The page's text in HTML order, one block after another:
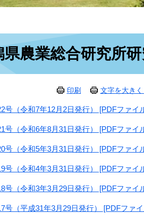
県農業総合研究所
印刷 文字を大きく
号（令和7年12月2日発行） [PDFファイ
号（令和6年8月31日発行） [PDFファイ
号（令和5年3月31日発行） [PDFファイ
号（令和4年3月31日発行） [PDFファイ
号（令和3年3月29日発行） [PDFファイ
号（平成31年3月29日発行） [PDFファ